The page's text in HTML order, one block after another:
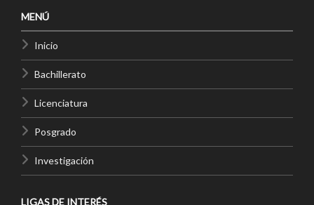
MENÚ
Inicio
Bachillerato
Licenciatura
Posgrado
Investigación
LIGAS DE INTERÉS